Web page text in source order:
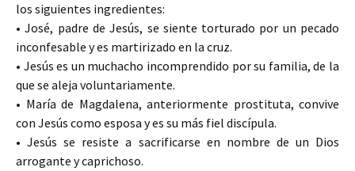
los siguientes ingredientes:
• José, padre de Jesús, se siente torturado por un pecado
inconfesable y es martirizado en la cruz.
• Jesús es un muchacho incomprendido por su familia, de la
que se aleja voluntariamente.
• María de Magdalena, anteriormente prostituta, convive
con Jesús como esposa y es su más fiel discípula.
• Jesús se resiste a sacrificarse en nombre de un Dios
arrogante y caprichoso.